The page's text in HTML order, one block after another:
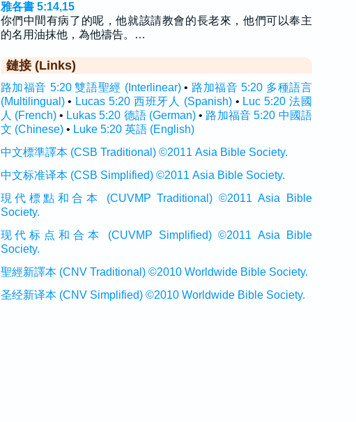
雅各書 5:14,15
你們中間有病了的呢，他就該請教會的長老來，他們可以奉主
的名用油抹他，為他禱告。…
鏈接 (Links)
路加福音 5:20 雙語聖經 (Interlinear)• 路加福音 5:20 多種語言
(Multilingual)• Lucas 5:20 西班牙人 (Spanish)• Luc 5:20 法國
人 (French)• Lukas 5:20 德語 (German) • 路加福音 5:20 中國語
文 (Chinese)• Luke 5:20 英語 (English)
中文標準譯本 (CSB Traditional) ©2011 Asia Bible Society.
中文标准译本 (CSB Simplified) ©2011 Asia Bible Society.
現代標點和合本 (CUVMP Traditional) ©2011 Asia Bible
Society.
现代标点和合本 (CUVMP Simplified) ©2011 Asia Bible
Society.
聖經新譯本 (CNV Traditional) ©2010 Worldwide Bible Society.
圣经新译本 (CNV Simplified) ©2010 Worldwide Bible Society.